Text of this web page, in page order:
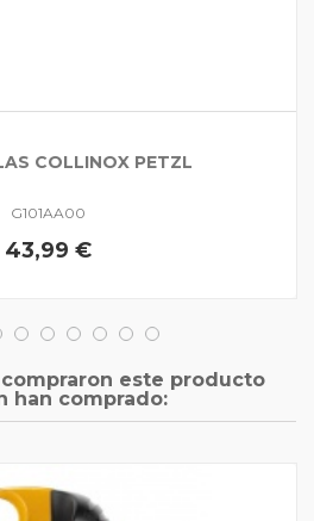
COLLINOX PETZL
G101AA00
43,99 €
este producto
han comprado: